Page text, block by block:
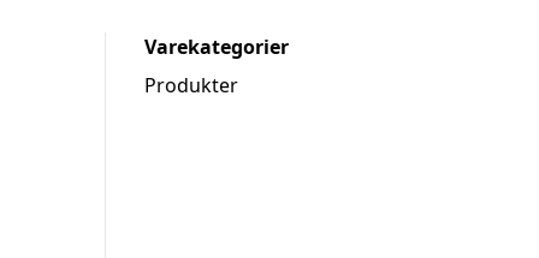
Varekategorier
Produkter